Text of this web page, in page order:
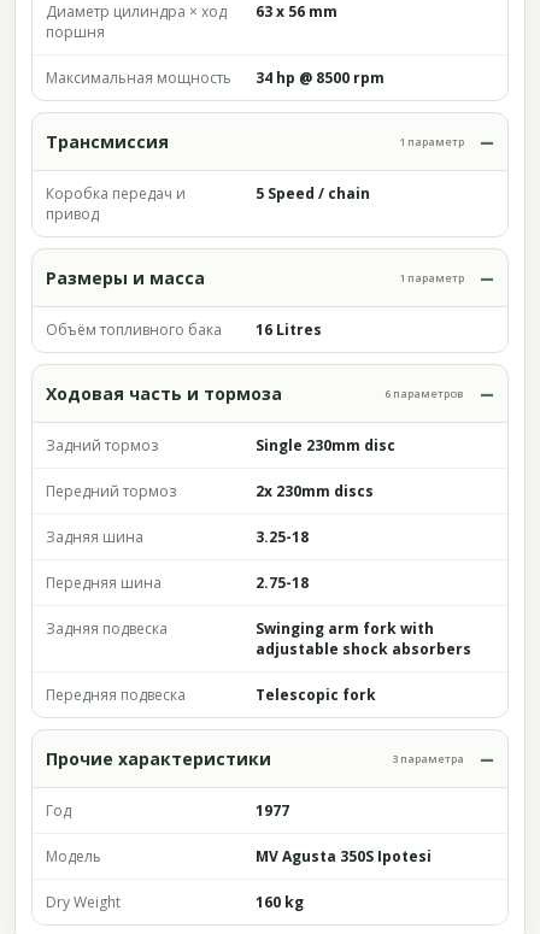
Диаметр цилиндра × ход
поршня
63 x 56 mm
Максимальная мощность 34 hp @ 8500 rpm
Трансмиссия 1 параметр
Коробка передач и
привод
5 Speed / chain
Размеры и масса 1 параметр
Объём топливного бака 16 Litres
Ходовая часть и тормоза 6 параметров
Задний тормоз Single 230mm disc
Передний тормоз 2x 230mm discs
Задняя шина 3.25-18
Передняя шина 2.75-18
Задняя подвеска
Swinging arm fork with
adjustable shock absorbers
Передняя подвеска Telescopic fork
Прочие характеристики 3 параметра
Год 1977
Модель MV Agusta 350S Ipotesi
Dry Weight 160 kg